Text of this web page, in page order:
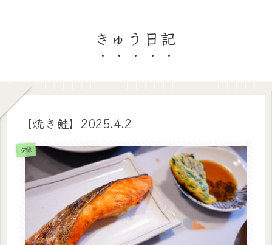
きゅう日記
【焼き鮭】2025.4.2
夕飯